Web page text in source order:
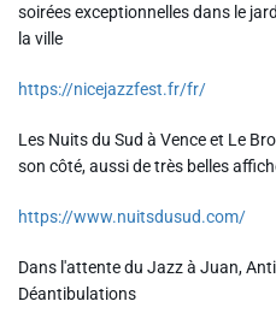
MEDIAS
Liens utiles
soirées exceptionnelles dans le
la ville
https://nicejazzfest.fr/fr/
Les Nuits du Sud à Vence et Le
son côté, aussi de très belles
https://www.nuitsdusud.com/
Dans l'attente du Jazz à Juan,
Déantibulations